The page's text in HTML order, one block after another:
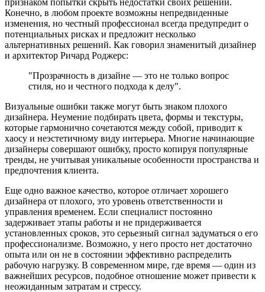
Конечно, в любом проекте возможны непредвиденные
изменения, но честный профессионал всегда предупредит о
потенциальных рисках и предложит несколько
альтернативных решений. Как говорил знаменитый дизайнер
и архитектор Ричард Роджерс:
"Прозрачность в дизайне — это не только вопрос
стиля, но и честного подхода к делу".
Визуальные ошибки также могут быть знаком плохого
дизайнера. Неумение подбирать цвета, формы и текстуры,
которые гармонично сочетаются между собой, приводит к
хаосу и неэстетичному виду интерьера. Многие начинающие
дизайнеры совершают ошибку, просто копируя популярные
тренды, не учитывая уникальные особенности пространства и
предпочтения клиента.
Еще одно важное качество, которое отличает хорошего
дизайнера от плохого, это уровень ответственности и
управления временем. Если специалист постоянно
задерживает этапы работы и не придерживается
установленных сроков, это серьезный сигнал задуматься о его
профессионализме. Возможно, у него просто нет достаточно
опыта или он не в состоянии эффективно распределить
рабочую нагрузку. В современном мире, где время — один из
важнейших ресурсов, подобное отношение может привести к
неожиданным затратам и стрессу.